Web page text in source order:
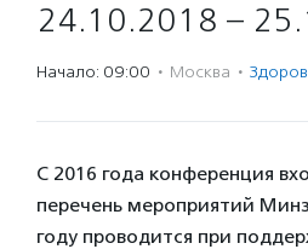
24.10.2018 –
Начало: 09:00 · Москва ·
С 2016 года конференция
перечень мероприятий
году проводится при